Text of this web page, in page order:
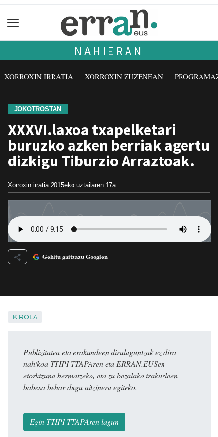
NAHIERAN
XORROXIN IRRATIA XORROXIN ZUZENEAN
JOKOTROSTAN
XXXVI.laxoa txapelketari
buruzko azken berriak agertu
dizkigu Tiburzio Arraztoak.
Xorroxin irratia 2015eko uztailaren 17a
Gehitu gaitzazu Googlen
KIROLA
Publizitatea eta erakundeen dirulaguntzak ez dira
nahikoa TTIPI-TTAPAren eta ERRAN.EUSen
etorkizuna bermatzeko, eta zu bezalako irakurleen
babesa behar dugu aitzinera egiteko.
Egin TTIPI-TTAPAren lagun